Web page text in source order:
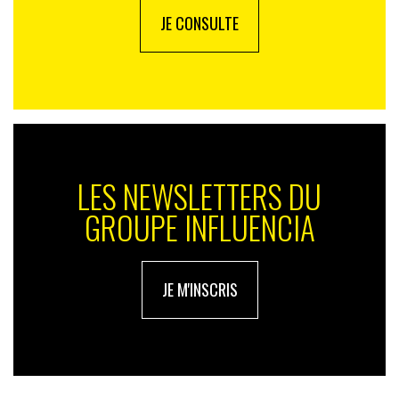
JE CONSULTE
LES NEWSLETTERS DU
GROUPE INFLUENCIA
JE M'INSCRIS